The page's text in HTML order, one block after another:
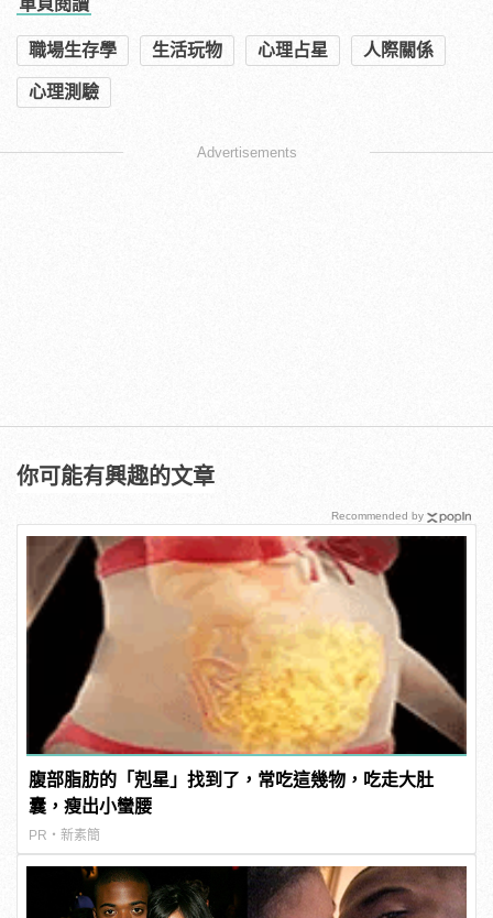
單頁閱讀
職場生存學 生活玩物 心理占星 人際關係
心理測驗
Advertisements
你可能有興趣的文章
腹部脂肪的「剋星」找到了，常吃這幾物，吃走大肚
囊，瘦出小蠻腰
PR・新素簡
Recommended by